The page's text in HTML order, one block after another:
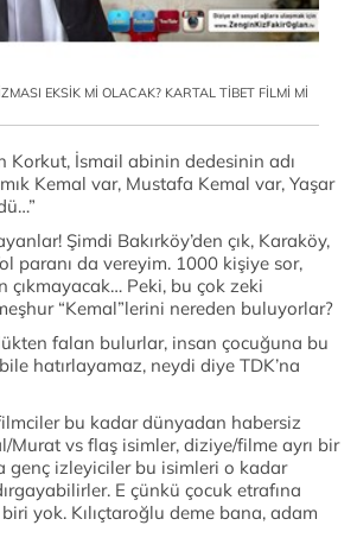
EKSİK Mİ OLACAK? KARTAL TİBET FİLMİ Mİ
Korkut, İsmail abinin dedesinin adı
Kemal var, Mustafa Kemal var, Yaşar
Şimdi Bakırköy’den çık, Karaköy,
paranı da vereyim. 1000 kişiye sor,
çıkmayacak… Peki, bu çok zeki
“Kemal”lerini nereden buluyorlar?
falan bulurlar, insan çocuğuna bu
hatırlayamaz, neydi diye TDK’na
bu kadar dünyadan habersiz
Murat vs flaş isimler, diziye/filme ayrı bir
genç izleyiciler bu isimleri o kadar
E çünkü çocuk etrafına
yok. Kılıçtaroğlu deme bana, adam